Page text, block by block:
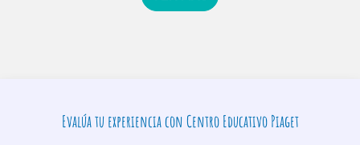
Evalúa tu experiencia con Centro Educativo Piaget